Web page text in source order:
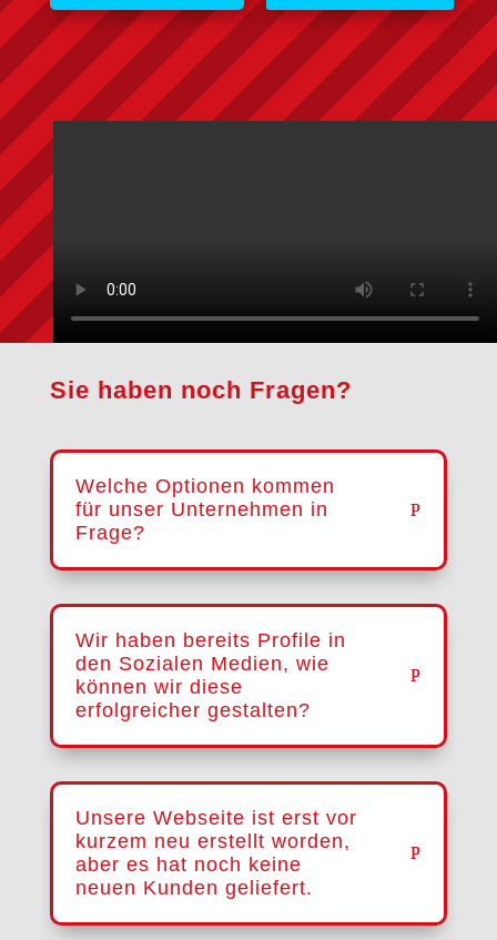
Sie haben noch Fragen?
Welche Optionen kommen
für unser Unternehmen in
Frage?
Wir haben bereits Profile in
den Sozialen Medien, wie
können wir diese
erfolgreicher gestalten?
Unsere Webseite ist erst vor
kurzem neu erstellt worden,
aber es hat noch keine
neuen Kunden geliefert.